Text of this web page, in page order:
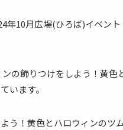
年10月広場(ひろば)イベン
の飾りつけをしよう！黄
います。
う！黄色とハロウィンのツ